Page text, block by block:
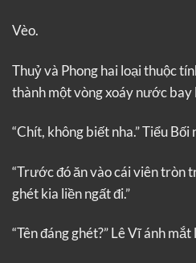
Vèo.
Thuỷ và Phong hai loại thuộc
thành một vòng xoáy nước
“Chít, không biết nha.” Tiểu
“Trước đó ăn vào cái viên tròn
ghét kia liền ngất đi.”
“Tên đáng ghét?” Lê Vĩ ánh mắt